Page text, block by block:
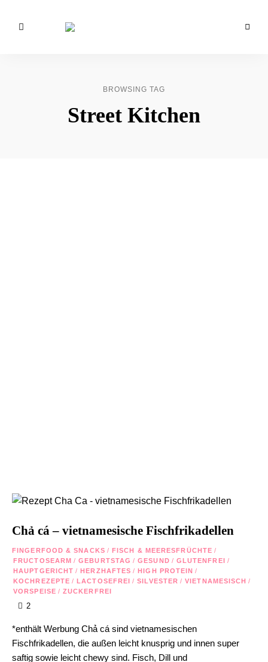
Food
KochrezepteBROWSING TAG
Street Kitchen
Chả cá – vietnamesische Fischfrikadellen
FINGERFOOD & SNACKS / FISCH & MEERESFRÜCHTE /
FRUCTOSEARM / GEBURTSTAG / GESUND / GLUTENFREI /
HAUPTGERICHT / HERZHAFTES / HIGH PROTEIN /
KOCHREZEPTE / LACTOSEFREI / SILVESTER / VIETNAMESISCH /
VORSPEISE / ZUCKERFREI
2
*enthält Werbung Chả cá sind vietnamesischen
Fischfrikadellen, die außen leicht knusprig und innen super
saftig sowie leicht chewy sind. Fisch, Dill und